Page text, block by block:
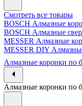
Смотреть все товары
BOSCH Алмазные
BOSCH Алмазные
MESSER Алмазные
MESSER DIY
Алмазные коронки по
Алмазные коронки по